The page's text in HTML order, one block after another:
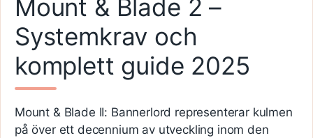
Mount & Blade 2 –
Systemkrav och
komplett guide 2025
Mount & Blade II: Bannerlord representerar kulmen
på över ett decennium av utveckling inom den